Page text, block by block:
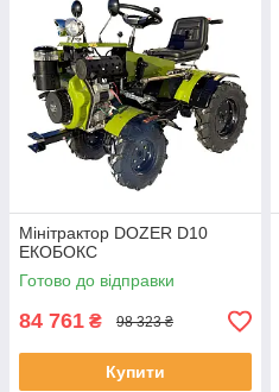
Мінітрактор DOZER D10
ЕКОБОКС
Готово до відправки
84 761 ₴ 98 323 ₴
Купити